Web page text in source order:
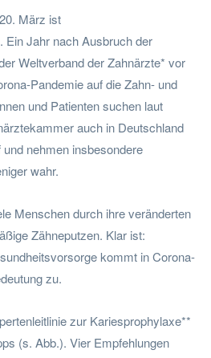
März ist
Ein Jahr nach Ausbruch der
Weltverband der Zahnärzte* vor
Pandemie auf die Zahn- und
und Patienten suchen laut
auch in Deutschland
nehmen insbesondere
wahr.
Menschen durch ihre veränderten
Zähneputzen. Klar ist:
kommt in Corona-
zu.
zur Kariesprophylaxe**
(s. Abb.). Vier Empfehlungen